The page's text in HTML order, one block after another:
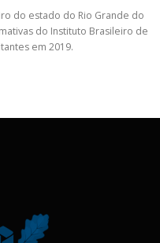
do estado do Rio Grande do
do Instituto Brasileiro de
em 2019.